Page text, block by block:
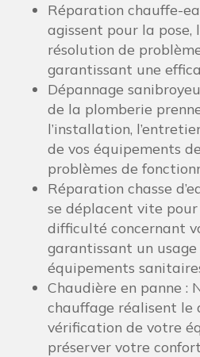
Réparation chauffe-
agissent pour la
résolution de
garantissant une
Dépannage
de la plomberie
l’installation,
de vos équipements
problèmes de
Réparation chasse
se déplacent vite
difficulté concernant
garantissant un usage
équipements
Chaudière en panne :
chauffage réalisent le
vérification de votre
préserver votre